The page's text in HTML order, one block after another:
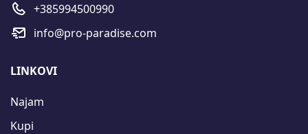
+385994500990
info@pro-paradise.com
LINKOVI
Najam
Kupi